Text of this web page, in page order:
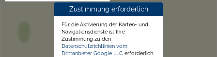
Zustimmung erforderlich
Für die Aktivierung der Karten- und
Navigationsdienste ist Ihre
Zustimmung zu den
Datenschutzrichtlinien vom
Drittanbieter Google LLC erforderlich.